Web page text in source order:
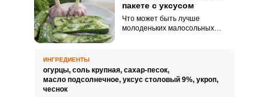
пакете с уксусом
Что может быть лучше
молоденьких малосольных
и травы, которые вы будете
добавлять в огурчики, а также
количество соли и выбор масла,
ИНГРЕДИЕНТЫ
огурцы, соль крупная, сахар-песок,
масло подсолнечное, уксус столовый 9%, укроп,
чеснок